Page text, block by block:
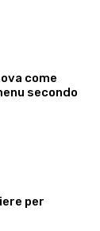
come
secondo
per